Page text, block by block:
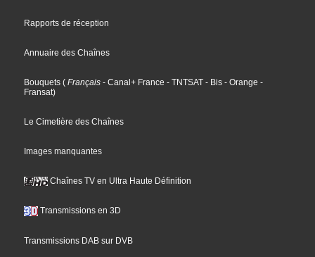
Rapports de réception
Annuaire des Chaînes
Bouquets ( Français - Canal+ France - TNTSAT - Bis - Orange -
Fransat)
Le Cimetière des Chaînes
Images manquantes
Chaînes TV en Ultra Haute Définition
Transmissions en 3D
Transmissions DAB sur DVB